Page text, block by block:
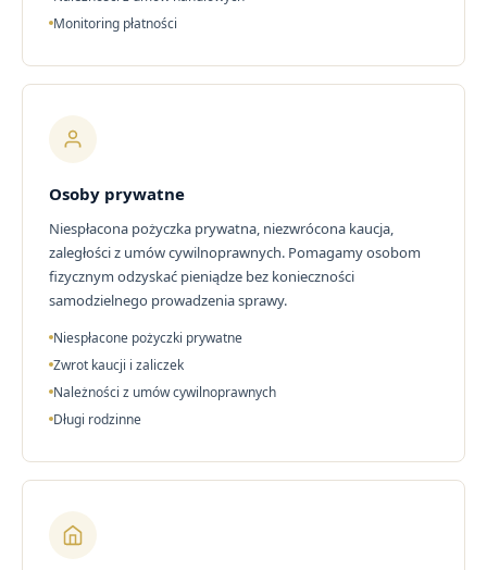
Monitoring płatności
Osoby prywatne
Niespłacona pożyczka prywatna, niezwrócona kaucja,
zaległości z umów cywilnoprawnych. Pomagamy osobom
fizycznym odzyskać pieniądze bez konieczności
samodzielnego prowadzenia sprawy.
Niespłacone pożyczki prywatne
Zwrot kaucji i zaliczek
Należności z umów cywilnoprawnych
Długi rodzinne